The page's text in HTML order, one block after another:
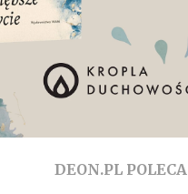
DEON.PL POLECA